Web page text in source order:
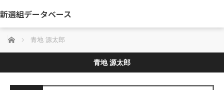
新選組データベース
ホーム 青地 源太郎
青地 源太郎